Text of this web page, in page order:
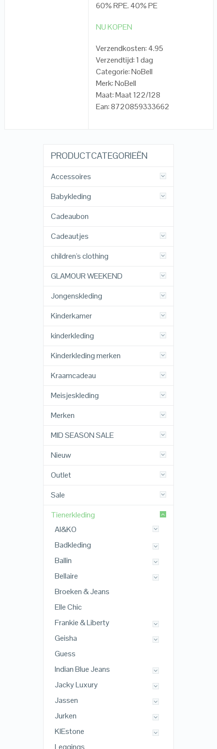
60% RPE. 40% PE
NU KOPEN
Verzendkosten: 4.95
Verzendtijd: 1 dag
Categorie: NoBell
Merk: NoBell
Maat: Maat 122/128
Ean: 8720859333662
PRODUCTCATEGORIEËN
Accessoires
Babykleding
Cadeaubon
Cadeautjes
children's clothing
GLAMOUR WEEKEND
Jongenskleding
Kinderkamer
kinderkleding
Kinderkleding merken
Kraamcadeau
Meisjeskleding
Merken
MID SEASON SALE
Nieuw
Outlet
Sale
Tienerkleding
AI&KO
Badkleding
Ballin
Bellaire
Broeken & Jeans
Elle Chic
Frankie & Liberty
Geisha
Guess
Indian Blue Jeans
Jacky Luxury
Jassen
Jurken
KIEstone
Leggings